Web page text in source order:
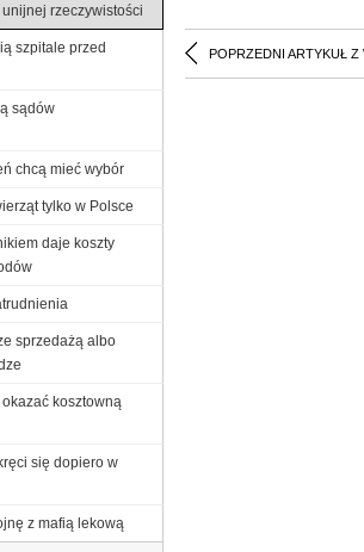
POPRZEDNI ARTYKUŁ Z
unijnej rzeczywistości
szpitale przed
sądów
chcą mieć wybór
tylko w Polsce
daje koszty
sprzedażą albo
kosztowną
się dopiero w
z mafią lekową